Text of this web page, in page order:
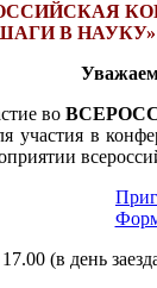
В
во
участия в
(в день